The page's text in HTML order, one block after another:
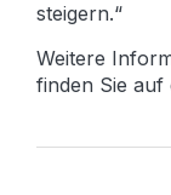
steigern.“
Weitere
finden Sie auf